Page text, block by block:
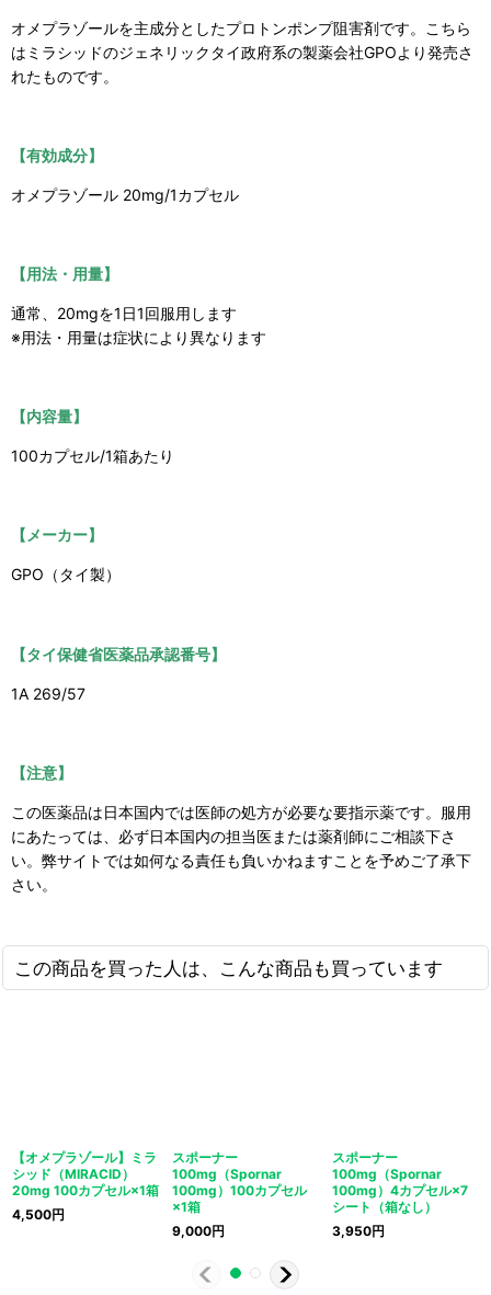
オメプラゾールを主成分としたプロトンポンプ阻害剤です。こちら
はミラシッドのジェネリックタイ政府系の製薬会社GPOより発売さ
れたものです。
【有効成分】
オメプラゾール 20mg/1カプセル
【用法・用量】
通常、20mgを1日1回服用します
※用法・用量は症状により異なります
【内容量】
100カプセル/1箱あたり
【メーカー】
GPO（タイ製）
【タイ保健省医薬品承認番号】
1A 269/57
【注意】
この医薬品は日本国内では医師の処方が必要な要指示薬です。服用
にあたっては、必ず日本国内の担当医または薬剤師にご相談下さ
い。弊サイトでは如何なる責任も負いかねますことを予めご了承下
さい。
この商品を買った人は、こんな商品も買っています
【オメプラゾール】ミラ
シッド（MIRACID）
20mg 100カプセル×1箱
4,500円
スポーナー
100mg（Spornar
100mg）100カプセル
×1箱
9,000円
スポーナー
100mg（Spornar
100mg）4カプセル×7
シート（箱なし）
3,950円